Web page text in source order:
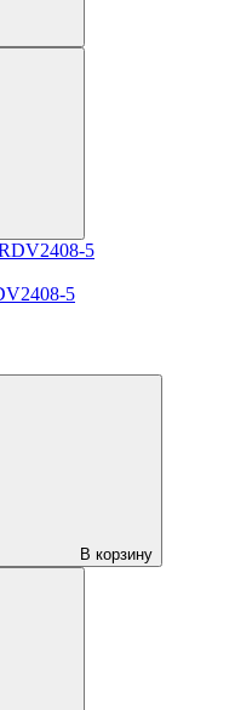
5
В корзину